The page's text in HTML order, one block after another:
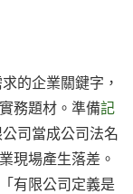
的企業關鍵字，
務題材。準備記
司當成公司法名
現場產生落差。
有限公司定義是